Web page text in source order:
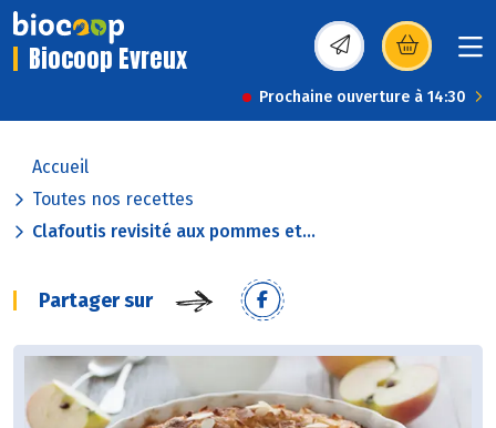
Biocoop Evreux (s’ouvre dans une
Prochaine ouverture à 14:30
Accueil
Toutes nos recettes
Clafoutis revisité aux pommes et...
Partager sur